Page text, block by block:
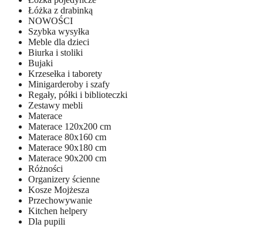
Łóżka z drabinką
NOWOŚCI
Szybka wysyłka
Meble dla dzieci
Biurka i stoliki
Bujaki
Krzesełka i taborety
Minigarderoby i szafy
Regały, półki i biblioteczki
Zestawy mebli
Materace
Materace 120x200 cm
Materace 80x160 cm
Materace 90x180 cm
Materace 90x200 cm
Różności
Organizery ścienne
Kosze Mojżesza
Przechowywanie
Kitchen helpery
Dla pupili